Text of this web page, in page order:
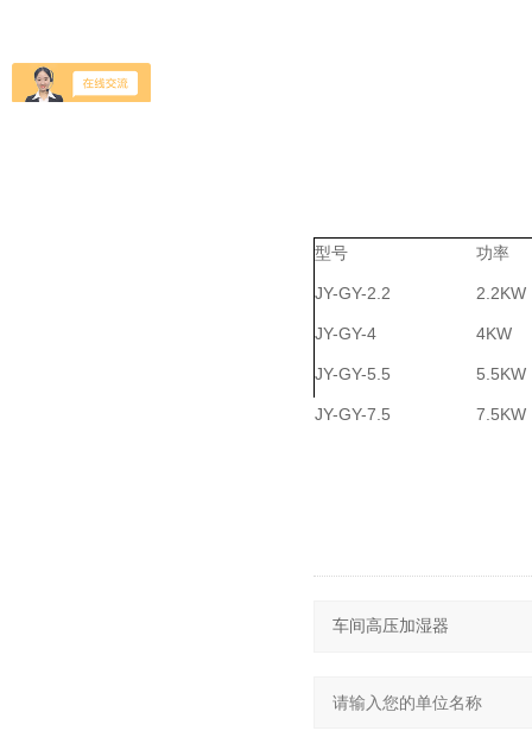
型号 功率
JY-GY-2.2 2.2KW
JY-GY-4 4KW
JY-GY-5.5 5.5KW
JY-GY-7.5 7.5KW